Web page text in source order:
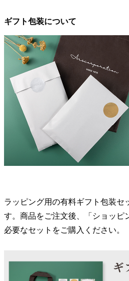
ギフト包装について
ラッピング用の有料ギフト包装セ
す。商品をご注文後、「ショッピ
必要なセットをご購入ください。